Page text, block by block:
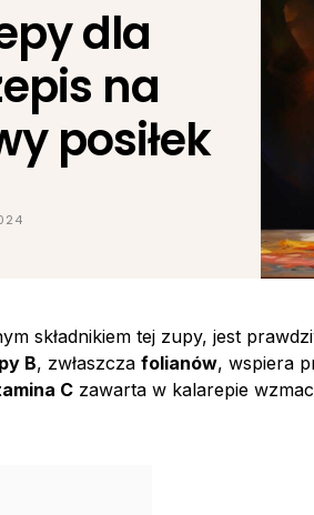
dla
na
posiłek
składnikiem tej zupy, jest
B, zwłaszcza folianów, wspiera
C zawarta w kalarepie